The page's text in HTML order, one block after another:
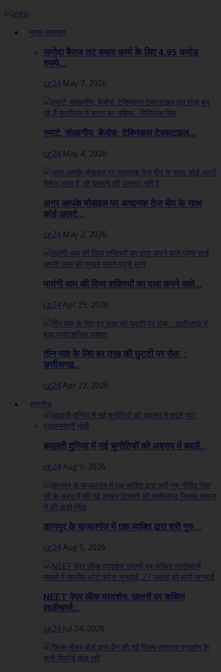
मुख्य समाचार
समोदा बैराज तट बचाव कार्य के लिए 4.95 करोड़
रुपये...
cg24 May 7, 2026
स्मार्ट, संवहनीय, बेजोड़: टेक्निकल टेक्सटाइल...
cg24 May 4, 2026
अगर आपके मोबाइल पर अचानक तेज बीप के साथ
कोई अलर्ट...
cg24 May 2, 2026
मातंगी धाम की दिव्य शक्तियों का दावा करने वाले...
cg24Apr 29, 2026
तीन माह के लिए हर तरह की छुट्टी पर रोक :
छत्तीसगढ़...
cg24Apr 22, 2026
राष्ट्रीय
बदलती दुनिया में नई चुनौतियों को अवसर में बदलें...
cg24Aug 9, 2026
कानपुर के फजलगंज में एक व्यक्ति द्वारा श्री गुरु...
cg24Aug 5, 2026
NEET पेपर लीक प्रदर्शन: छात्रों पर कथित
लाठीचार्ज...
cg24 Jul 24, 2026